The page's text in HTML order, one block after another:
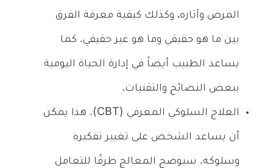
المرض وآثاره، وكذلك كيفية معرفة الفرق
بين ما هو حقيقي وما هو غير حقيقي. كما
يساعد الطبيب أيضاً في إدارة الحياة اليومية
ببعض النصائح والتقنيات.
العلاج السلوكي المعرفي (CBT). هذا يمكن
أن يساعد الشخص على تغيير تفكيره
وسلوكه. سيوضح المعالج طرقًا للتعامل